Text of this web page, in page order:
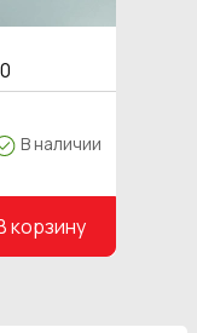
В наличии
корзину